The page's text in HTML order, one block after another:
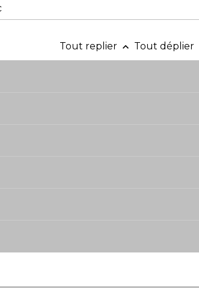
Tout replier keyboard_arrow_up Tout déplier